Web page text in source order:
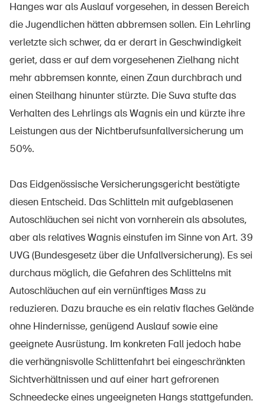
À propos du BPA
Médias
Sinus Plus
Campagnes
Postes vacants
Commander et télécharger
Cours et événements
Aspects juridiques
Délégués à la sécurité et communes
Contact et conseil
Hanges war als Auslauf vorgesehen, in dessen Bereich
die Jugendlichen hätten abbremsen sollen. Ein Lehrling
verletzte sich schwer, da er derart in Geschwindigkeit
geriet, dass er auf dem vorgesehenen Zielhang nicht
mehr abbremsen konnte, einen Zaun durchbrach und
einen Steilhang hinunter stürzte. Die Suva stufte das
Verhalten des Lehrlings als Wagnis ein und kürzte ihre
Leistungen aus der Nichtberufsunfallversicherung um
50%.
Das Eidgenössische Versicherungsgericht bestätigte
diesen Entscheid. Das Schlitteln mit aufgeblasenen
Autoschläuchen sei nicht von vornherein als absolutes,
aber als relatives Wagnis einstufen im Sinne von Art. 39
UVG (Bundesgesetz über die Unfallversicherung). Es sei
durchaus möglich, die Gefahren des Schlittelns mit
Autoschläuchen auf ein vernünftiges Mass zu
reduzieren. Dazu brauche es ein relativ flaches Gelände
ohne Hindernisse, genügend Auslauf sowie eine
geeignete Ausrüstung. Im konkreten Fall jedoch habe
die verhängnisvolle Schlittenfahrt bei eingeschränkten
Sichtverhältnissen und auf einer hart gefrorenen
Schneedecke eines ungeeigneten Hangs stattgefunden.